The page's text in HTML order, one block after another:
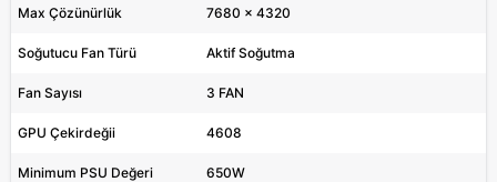
Max Çözünürlük 7680 x 4320
Soğutucu Fan Türü Aktif Soğutma
Fan Sayısı 3 FAN
GPU Çekirdeğii 4608
Minimum PSU Değeri 650W